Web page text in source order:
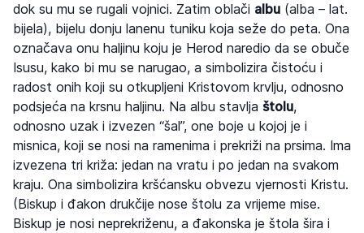
dok su mu se rugali vojnici. Zatim oblači albu (alba – lat.
bijela), bijelu donju lanenu tuniku koja seže do peta. Ona
označava onu haljinu koju je Herod naredio da se obuče
Isusu, kako bi mu se narugao, a simbolizira čistoću i
radost onih koji su otkupljeni Kristovom krvlju, odnosno
podsjeća na krsnu haljinu. Na albu stavlja štolu,
odnosno uzak i izvezen “šal”, one boje u kojoj je i
misnica, koji se nosi na ramenima i prekriži na prsima. Ima
izvezena tri križa: jedan na vratu i po jedan na svakom
kraju. Ona simbolizira kršćansku obvezu vjernosti Kristu.
(Biskup i đakon drukčije nose štolu za vrijeme mise.
Biskup je nosi neprekriženu, a đakonska je štola šira i